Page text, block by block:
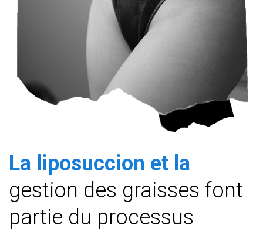
La liposuccion et la
gestion des graisses font
partie du processus